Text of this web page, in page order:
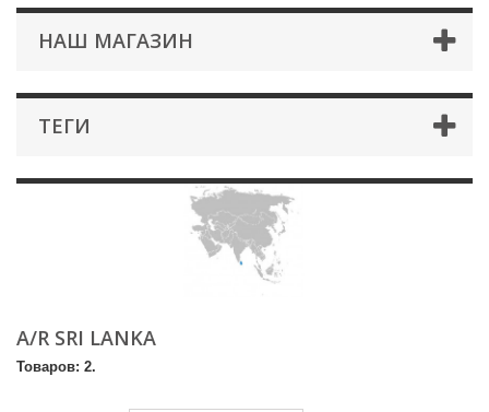
НАШ МАГАЗИН
ТЕГИ
A/R SRI LANKA
Товаров: 2.